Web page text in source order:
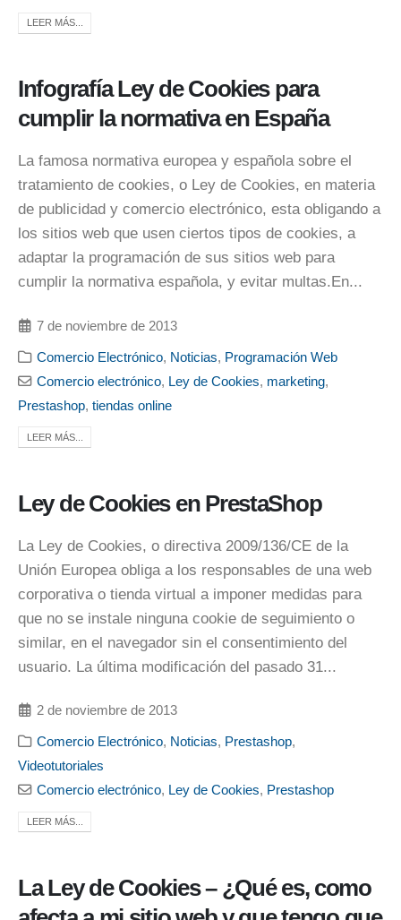
LEER MÁS...
Infografía Ley de Cookies para
cumplir la normativa en España
La famosa normativa europea y española sobre el
tratamiento de cookies, o Ley de Cookies, en materia
de publicidad y comercio electrónico, esta obligando a
los sitios web que usen ciertos tipos de cookies, a
adaptar la programación de sus sitios web para
cumplir la normativa española, y evitar multas.En...
7 de noviembre de 2013
Comercio Electrónico, Noticias, Programación Web
Comercio electrónico, Ley de Cookies, marketing,
Prestashop, tiendas online
LEER MÁS...
Ley de Cookies en PrestaShop
La Ley de Cookies, o directiva 2009/136/CE de la
Unión Europea obliga a los responsables de una web
corporativa o tienda virtual a imponer medidas para
que no se instale ninguna cookie de seguimiento o
similar, en el navegador sin el consentimiento del
usuario. La última modificación del pasado 31...
2 de noviembre de 2013
Comercio Electrónico, Noticias, Prestashop,
Videotutoriales
Comercio electrónico, Ley de Cookies, Prestashop
LEER MÁS...
La Ley de Cookies – ¿Qué es, como